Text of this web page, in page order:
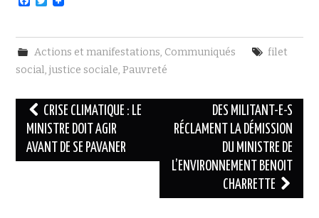
e
b
o
o
t
t
e
r
Actions et manifestations, Communiqués
filet
social,justice sociale,Pauvreté
Navigation
des
articles
CRISE CLIMATIQUE : LE
MINISTRE DOIT AGIR
AVANT DE SE PAVANER
DES MILITANT-E-S
RÉCLAMENT LA DÉMISSION
DU MINISTRE DE
L’ENVIRONNEMENT BENOIT
CHARRETTE